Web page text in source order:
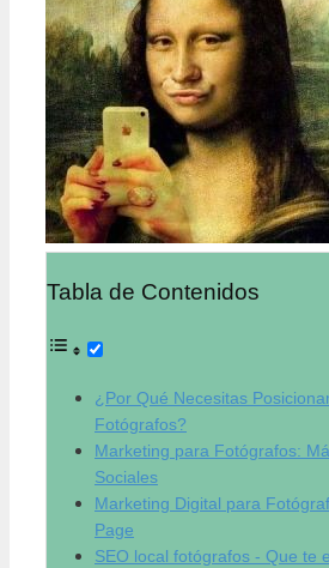
Tabla de Contenidos
¿Por Qué Necesitas
Fotógrafos?
Marketing para Fotógrafos:
Sociales
Marketing Digital para
Page
SEO local fotógrafos - Que te